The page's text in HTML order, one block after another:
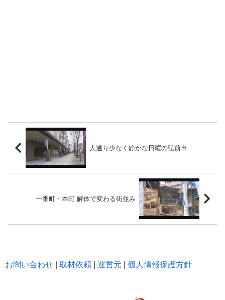
人通り少なく静かな日曜の弘前市
一番町・本町 解体で変わる街並み
お問い合わせ 取材依頼 運営元 個人情報保護方針